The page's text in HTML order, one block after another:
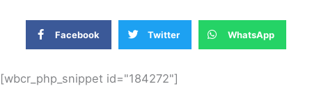
Facebook Twitter WhatsApp
[wbcr_php_snippet id="184272"]